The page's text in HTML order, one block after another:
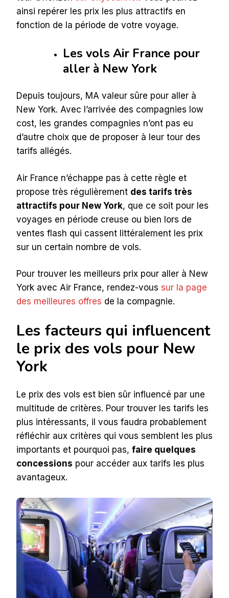
ainsi repérer les prix les plus attractifs en
fonction de la période de votre voyage.
Les vols Air France pour
aller à New York
Depuis toujours, MA valeur sûre pour aller à
New York. Avec l’arrivée des compagnies low
cost, les grandes compagnies n’ont pas eu
d’autre choix que de proposer à leur tour des
tarifs allégés.
Air France n’échappe pas à cette règle et
propose très régulièrement des tarifs très
attractifs pour New York, que ce soit pour les
voyages en période creuse ou bien lors de
ventes flash qui cassent littéralement les prix
sur un certain nombre de vols.
Pour trouver les meilleurs prix pour aller à New
York avec Air France, rendez-vous sur la page
des meilleures offres de la compagnie.
Les facteurs qui influencent
le prix des vols pour New
York
Le prix des vols est bien sûr influencé par une
multitude de critères. Pour trouver les tarifs les
plus intéressants, il vous faudra probablement
réfléchir aux critères qui vous semblent les plus
importants et pourquoi pas, faire quelques
concessions pour accéder aux tarifs les plus
avantageux.